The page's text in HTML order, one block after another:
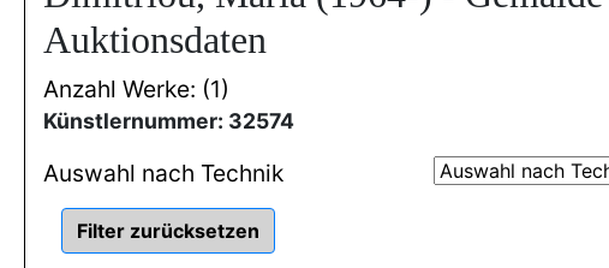
Auktionsdaten
Anzahl Werke: (1)
Künstlernummer: 32574
Auswahl nach Technik